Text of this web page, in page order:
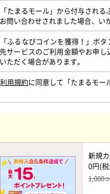
たまるモール」から付与される
お問い合わせされました場合、い
ふるなびコインを獲得！」ボ
先サービスのご利用金額やお申
いただく場合があります。
利用規約に同意して「たまるモー
新規
0円(
1,000